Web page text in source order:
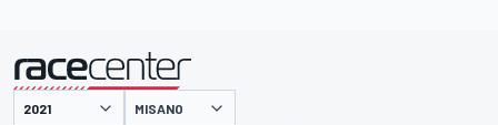
présenté par MISANO